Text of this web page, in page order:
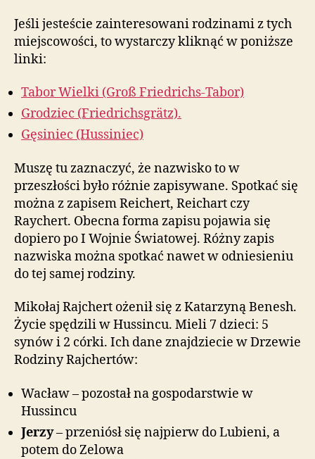
Jeśli jesteście zainteresowani rodzinami z tych
miejscowości, to wystarczy kliknąć w poniższe
linki:
Tabor Wielki (Groß Friedrichs-Tabor)
Grodziec (Friedrichsgrätz).
Gęsiniec (Hussiniec)
Muszę tu zaznaczyć, że nazwisko to w
przeszłości było różnie zapisywane. Spotkać się
można z zapisem Reichert, Reichart czy
Raychert. Obecna forma zapisu pojawia się
dopiero po I Wojnie Światowej. Różny zapis
nazwiska można spotkać nawet w odniesieniu
do tej samej rodziny.
Mikołaj Rajchert ożenił się z Katarzyną Benesh.
Życie spędzili w Hussincu. Mieli 7 dzieci: 5
synów i 2 córki. Ich dane znajdziecie w Drzewie
Rodziny Rajchertów:
Wacław – pozostał na gospodarstwie w
Hussincu
Jerzy– przeniósł się najpierw do Lubieni, a
potem do Zelowa